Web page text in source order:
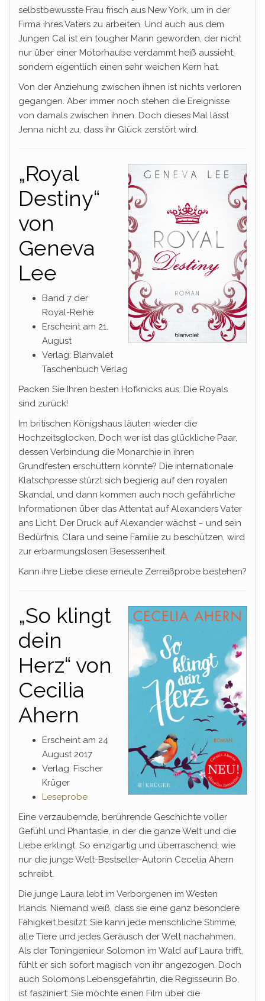
selbstbewusste Frau frisch aus New York, um in der
Firma ihres Vaters zu arbeiten. Und auch aus dem
Jungen Cal ist ein tougher Mann geworden, der nicht
nur über einer Motorhaube verdammt heiß aussieht,
sondern eigentlich einen sehr weichen Kern hat.
Von der Anziehung zwischen ihnen ist nichts verloren
gegangen. Aber immer noch stehen die Ereignisse
von damals zwischen ihnen. Doch dieses Mal lässt
Jenna nicht zu, dass ihr Glück zerstört wird.
„Royal
Destiny“
von
Geneva
Lee
Band 7 der
Royal-Reihe
Erscheint am 21.
August
Verlag: Blanvalet
Taschenbuch Verlag
Packen Sie Ihren besten Hofknicks aus: Die Royals
sind zurück!
Im britischen Königshaus läuten wieder die
Hochzeitsglocken. Doch wer ist das glückliche Paar,
dessen Verbindung die Monarchie in ihren
Grundfesten erschüttern könnte? Die internationale
Klatschpresse stürzt sich begierig auf den royalen
Skandal, und dann kommen auch noch gefährliche
Informationen über das Attentat auf Alexanders Vater
ans Licht. Der Druck auf Alexander wächst – und sein
Bedürfnis, Clara und seine Familie zu beschützen, wird
zur erbarmungslosen Besessenheit.
Kann ihre Liebe diese erneute Zerreißprobe bestehen?
„So klingt
dein
Herz“ von
Cecilia
Ahern
Erscheint am 24
August 2017
Verlag: Fischer
Krüger
Leseprobe
Eine verzaubernde, berührende Geschichte voller
Gefühl und Phantasie, in der die ganze Welt und die
Liebe erklingt. So einzigartig und überraschend, wie
nur die junge Welt-Bestseller-Autorin Cecelia Ahern
schreibt.
Die junge Laura lebt im Verborgenen im Westen
Irlands. Niemand weiß, dass sie eine ganz besondere
Fähigkeit besitzt: Sie kann jede menschliche Stimme,
alle Tiere und jedes Geräusch der Welt nachahmen.
Als der Toningenieur Solomon im Wald auf Laura trifft,
fühlt er sich sofort magisch von ihr angezogen. Doch
auch Solomons Lebensgefährtin, die Regisseurin Bo,
ist fasziniert: Sie möchte einen Film über die